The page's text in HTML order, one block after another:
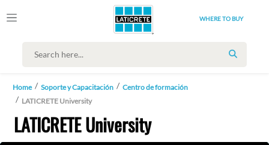
WHERE TO BUY
SEARCH
Home Soporte y Capacitación
Centro de formación
LATICRETE University
LATICRETE University